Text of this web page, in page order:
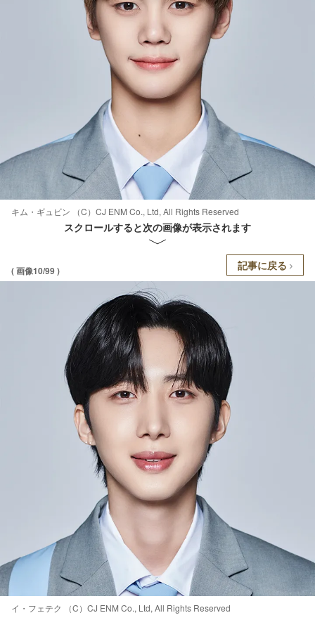
キム・ギュビン （C）CJ ENM Co., Ltd, All Rights Reserved
スクロールすると次の画像が表示されます
( 画像10/99 ) 記事に戻る
イ・フェテク （C）CJ ENM Co., Ltd, All Rights Reserved